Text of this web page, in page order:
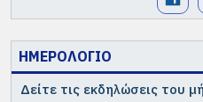
ΗΜΕΡΟΛΟΓΙΟ
Δείτε τις εκδηλώσεις του